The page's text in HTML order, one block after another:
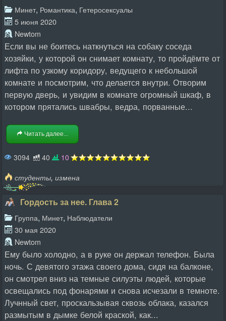
Минет, Романтика, Гетеросексуалы
5 июня 2020
Newtom
Если вы не боитесь наткнуться на собаку соседа
хозяйки, у которой он снимает комнату, то пройдёмте от
лифта по узкому коридору, ведущего к небольшой
комнате и посмотрим, что делается внутри. Отворим
первую дверь, и увидим в комнате огромный шкаф, в
котором прятались швабры, ведра, порванные...
Читать далее...
3094 40
10
студенты, измена
Гордость за нее. Глава 2
Группа, Минет, Наблюдатели
30 мая 2020
Newtom
Ему было холодно, а в руке он держал телефон. Была
ночь. С девятого этажа своего дома, сидя на балконе,
он смотрел вниз на темные силуэты людей, которые
освещались под фонарями и снова исчезали в темноте.
Лучнный свет, проскальзывая сквозь облака, казался
размытым в дымке белой краской, как...